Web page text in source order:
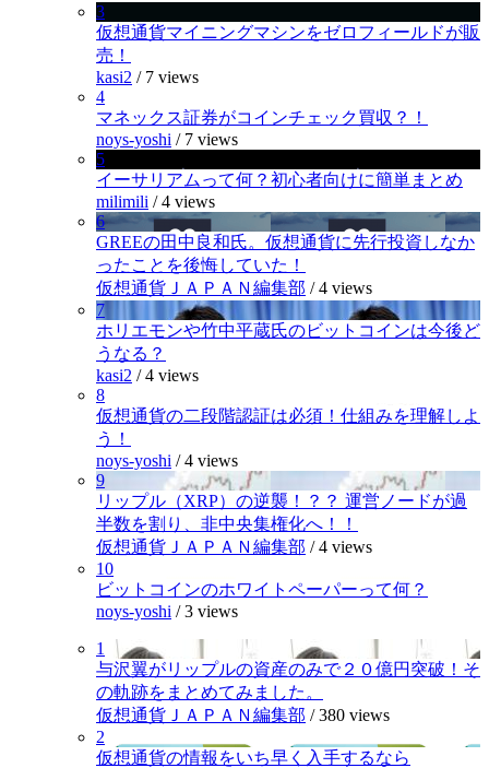
3
仮想通貨マイニングマシンをゼロフィールドが販
売！
kasi2 / 7 views
4
マネックス証券がコインチェック買収？！
noys-yoshi / 7 views
5
イーサリアムって何？初心者向けに簡単まとめ
milimili /4 views
6
GREEの田中良和氏。仮想通貨に先行投資しなか
ったことを後悔していた！
仮想通貨ＪＡＰＡＮ編集部 /4 views
7
ホリエモンや竹中平蔵氏のビットコインは今後ど
うなる？
kasi2 /4 views
8
仮想通貨の二段階認証は必須！仕組みを理解しよ
う！
noys-yoshi /4 views
9
リップル（XRP）の逆襲！？？ 運営ノードが過
半数を割り、非中央集権化へ！！
仮想通貨ＪＡＰＡＮ編集部 /4 views
10
ビットコインのホワイトペーパーって何？
noys-yoshi /3 views
1
与沢翼がリップルの資産のみで２０億円突破！そ
の軌跡をまとめてみました。
仮想通貨ＪＡＰＡＮ編集部 /380 views
2
仮想通貨の情報をいち早く入手するなら